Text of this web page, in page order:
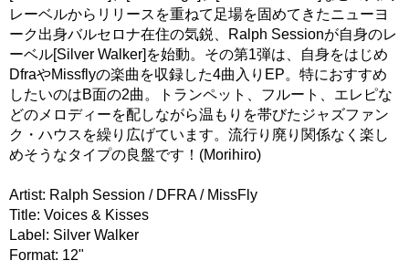
レーベルからリリースを重ねて足場を固めてきたニューヨ
ーク出身バルセロナ在住の気鋭、Ralph Sessionが自身のレ
ーベル[Silver Walker]を始動。その第1弾は、自身をはじめ
DfraやMissflyの楽曲を収録した4曲入りEP。特におすすめ
したいのはB面の2曲。トランペット、フルート、エレピな
どのメロディーを配しながら温もりを帯びたジャズファン
ク・ハウスを繰り広げています。流行り廃り関係なく楽し
めそうなタイプの良盤です！(Morihiro)
Artist: Ralph Session / DFRA / MissFly
Title: Voices & Kisses
Label: Silver Walker
Format: 12"